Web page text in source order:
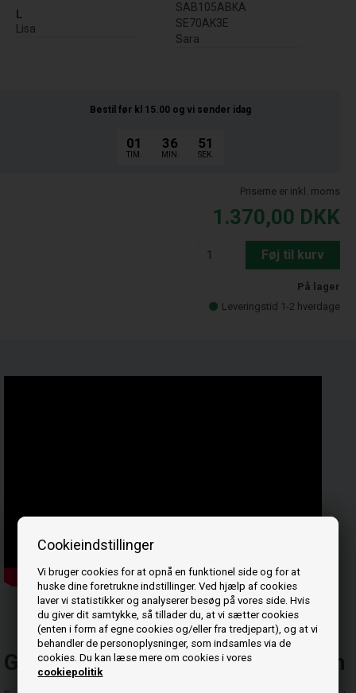
Cookieindstillinger
Vi bruger cookies for at opnå en funktionel side og for at
huske dine foretrukne indstillinger. Ved hjælp af cookies
laver vi statistikker og analyserer besøg på vores side. Hvis
du giver dit samtykke, så tillader du, at vi sætter cookies
(enten i form af egne cookies og/eller fra tredjepart), og at vi
behandler de personoplysninger, som indsamles via de
cookies. Du kan læse mere om cookies i vores
cookiepolitik
L
Lisa
SAB105ABKA
SE70AK3E
Sara
Bestil før kl 15.00 og vi sender idag
01
TIM.
36
MIN.
51
SEK.
Priserne er inkl. moms
1.370,00 DKK
Føj til kurv
På lager
Leveringstid 1-2 hverdage
Gearmotor til ExtraFlame pilleovn